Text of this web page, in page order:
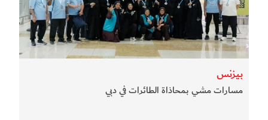
بيزنس
مسارات مشي بمحاذاة الطائرات في دبي